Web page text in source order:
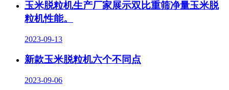
玉米脱粒机生产厂家展示双比重筛净量玉米脱
粒机性能。
2023-09-13
新款玉米脱粒机六个不同点
2023-09-06